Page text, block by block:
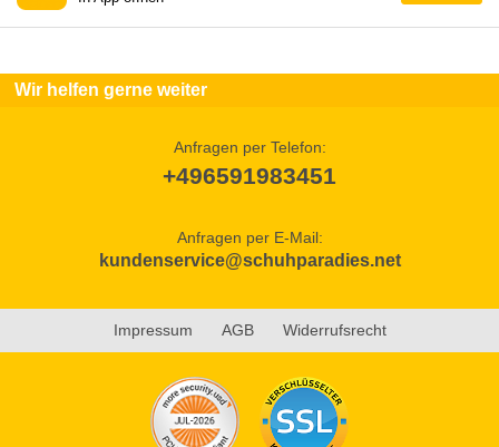
Wir helfen gerne weiter
Anfragen per Telefon:
+496591983451
Anfragen per E-Mail:
kundenservice@schuhparadies.net
Impressum AGB Widerrufsrecht